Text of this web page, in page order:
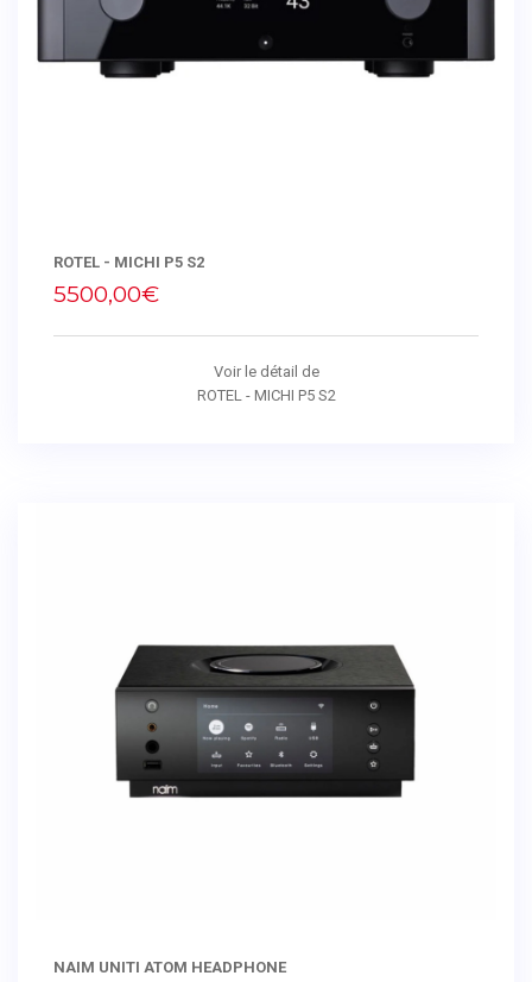
ROTEL - MICHI P5 S2
5500,00€
Voir le détail de
ROTEL - MICHI P5 S2
NAIM UNITI ATOM HEADPHONE